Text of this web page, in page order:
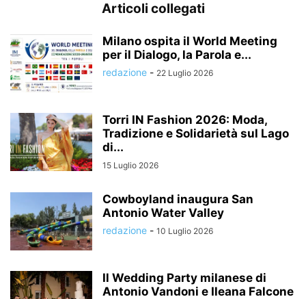
Articoli collegati
Milano ospita il World Meeting
per il Dialogo, la Parola e...
redazione - 22 Luglio 2026
Torri IN Fashion 2026: Moda,
Tradizione e Solidarietà sul Lago
di...
15 Luglio 2026
Cowboyland inaugura San
Antonio Water Valley
redazione - 10 Luglio 2026
Il Wedding Party milanese di
Antonio Vandoni e Ileana Falcone